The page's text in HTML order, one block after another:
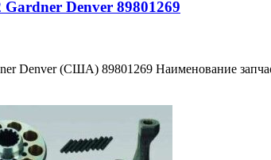
Gardner Denver 89801269
Denver (США) 89801269 Наименование